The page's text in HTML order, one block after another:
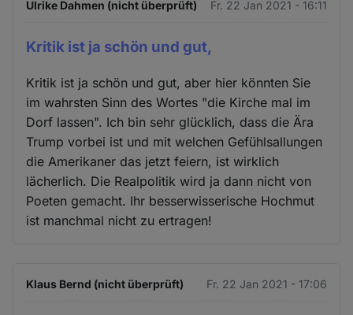
Ulrike Dahmen (nicht überprüft) Fr. 22 Jan 2021 - 16:11
Kritik ist ja schön und gut,
Kritik ist ja schön und gut, aber hier könnten Sie
im wahrsten Sinn des Wortes "die Kirche mal im
Dorf lassen". Ich bin sehr glücklich, dass die Ära
Trump vorbei ist und mit welchen Gefühlsallungen
die Amerikaner das jetzt feiern, ist wirklich
lächerlich. Die Realpolitik wird ja dann nicht von
Poeten gemacht. Ihr besserwisserische Hochmut
ist manchmal nicht zu ertragen!
Klaus Bernd (nicht überprüft) Fr. 22 Jan 2021 - 17:06